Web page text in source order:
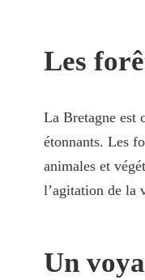
Les
La Bretagne est
étonnants. Les
animales et
l’agitation de la
Un